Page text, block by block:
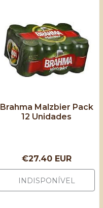
Brahma Malzbier Pack
12 Unidades
€27.40 EUR
INDISPONÍVEL